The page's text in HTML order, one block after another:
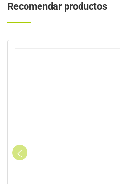
Recomendar productos